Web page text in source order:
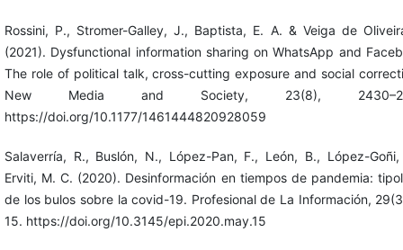
Rossini, P., Stromer-Galley, J., Baptista, E. A. & Veiga de
(2021). Dysfunctional information sharing on WhatsApp and
The role of political talk, cross-cutting exposure and social
New Media and Society, 23(8),
https://doi.org/10.1177/1461444820928059
Salaverría, R., Buslón, N., López-Pan, F., León, B., López-
Erviti, M. C. (2020). Desinformación en tiempos de pandemia:
de los bulos sobre la covid-19. Profesional de La Información,
15. https://doi.org/10.3145/epi.2020.may.15